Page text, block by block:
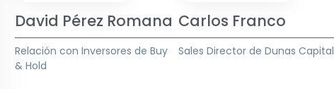
David Pérez Romana
Relación con Inversores de Buy
& Hold
Carlos Franco
Sales Director de Dunas Capital